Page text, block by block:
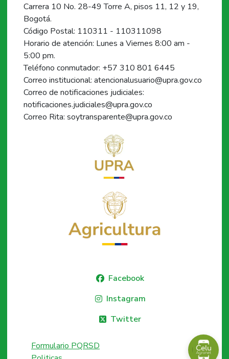
Carrera 10 No. 28-49 Torre A, pisos 11, 12 y 19,
Bogotá.
Código Postal: 110311 - 110311098
Horario de atención: Lunes a Viernes 8:00 am -
5:00 pm.
Teléfono conmutador: +57 310 801 6445
Correo institucional: atencionalusuario@upra.gov.co
Correo de notificaciones judiciales:
notificaciones.judiciales@upra.gov.co
Correo Rita: soytransparente@upra.gov.co
Facebook
Instagram
Twitter
Formulario PQRSD